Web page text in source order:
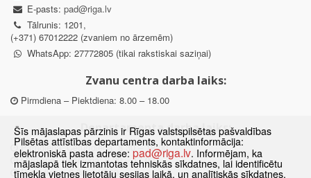
E-pasts: pad@riga.lv
Tālrunis: 1201,
(+371) 67012222 (zvaniem no ārzemēm)
WhatsApp: 27772805 (tikai rakstiskai saziņai)
Zvanu centra darba laiks:
Pirmdiena – Piektdiena: 8.00 – 18.00
Departamenta darba laiks:
Pirmdiena, Ceturtdiena: 8.30 – 18.00
Otrdiena, Trešdiena: 8.30 – 17.00
Piektdiena: 8.30 – 15.00
Šīs mājaslapas pārzinis ir Rīgas valstspilsētas pašvaldības
Pilsētas attīstības departaments, kontaktinformācija:
elektroniskā pasta adrese: pad@riga.lv. Informējam, ka
mājaslapā tiek izmantotas tehniskās sīkdatnes, lai identificētu
tīmekļa vietnes lietotāju sesijas laikā, un analītiskās sīkdatnes,